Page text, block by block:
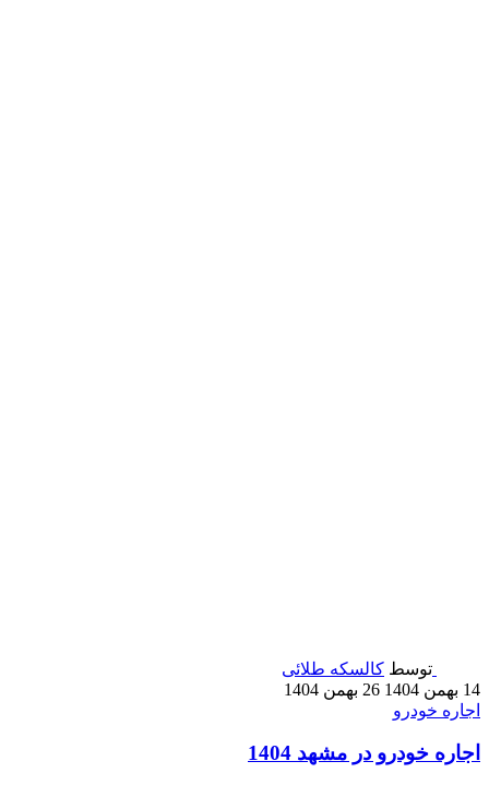
توسط کالسکه طلائی
14 بهمن 1404
26 بهمن 1404
اجاره خودرو
اجاره خودرو در مشهد 1404